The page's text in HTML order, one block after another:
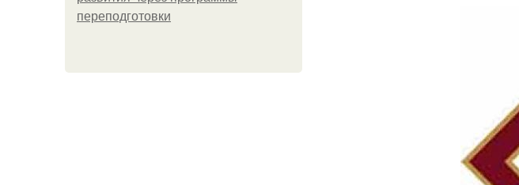
переподготовки